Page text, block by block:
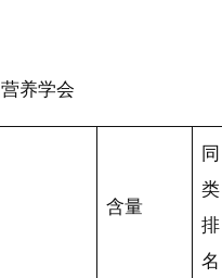
养学会
含量
同
类
排
名